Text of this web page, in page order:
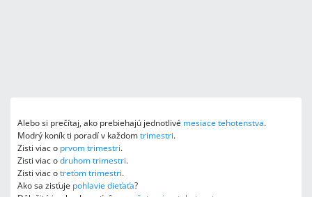
Alebo si prečítaj, ako prebiehajú jednotlivé mesiace tehotenstva.
Modrý koník ti poradí v každomtrimestri.
Zisti viac o prvom trimestri.
Zisti viac odruhom trimestri.
Zisti viac otreťom trimestri.
Ako sa zisťuje pohlavie dieťaťa?